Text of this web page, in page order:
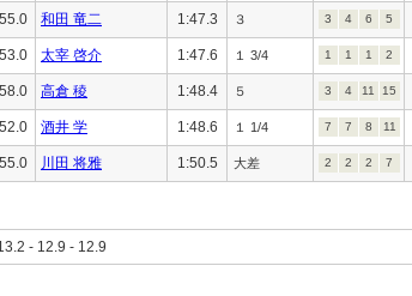
55.0 和田 竜二 1:47.3 ３ 3 4 6 5
53.0 太宰 啓介 1:47.6 １ 3/4 1 1 1 2
58.0 高倉 稜 1:48.4 ５ 3 4 11 15
52.0 酒井 学 1:48.6 １ 1/4 7 7 8 11
55.0 川田 将雅 1:50.5 大差 2 2 2 7
- 12.9 - 12.9